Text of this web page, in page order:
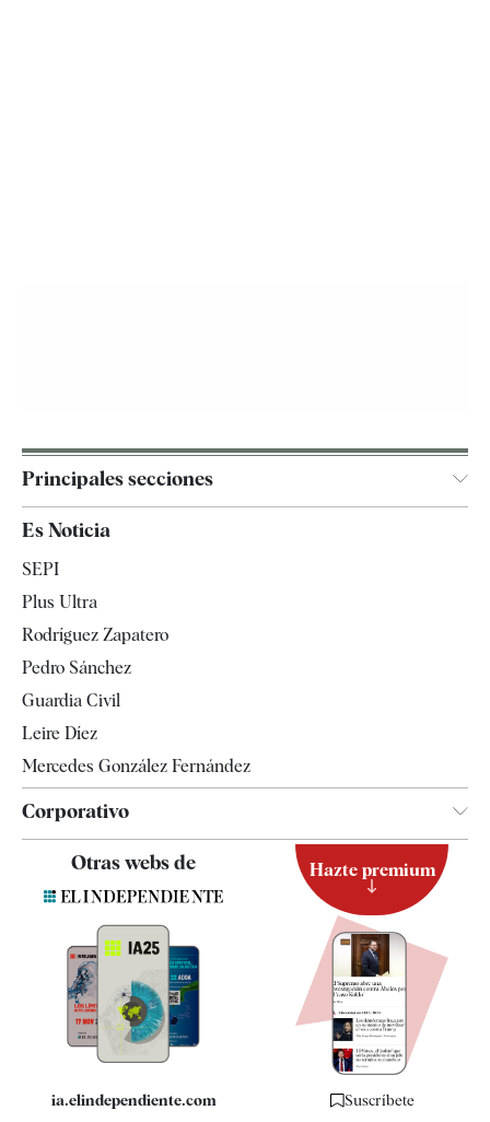
Principales secciones
España
Televisión
Es Noticia
SEPI
Plus Ultra
Rodríguez Zapatero
Pedro Sánchez
Guardia Civil
Leire Díez
Mercedes González Fernández
Corporativo
Contacto
Quiénes somos
Especificaciones
Otras webs de
ia.elindependiente.com
Hazte premium
Suscríbete